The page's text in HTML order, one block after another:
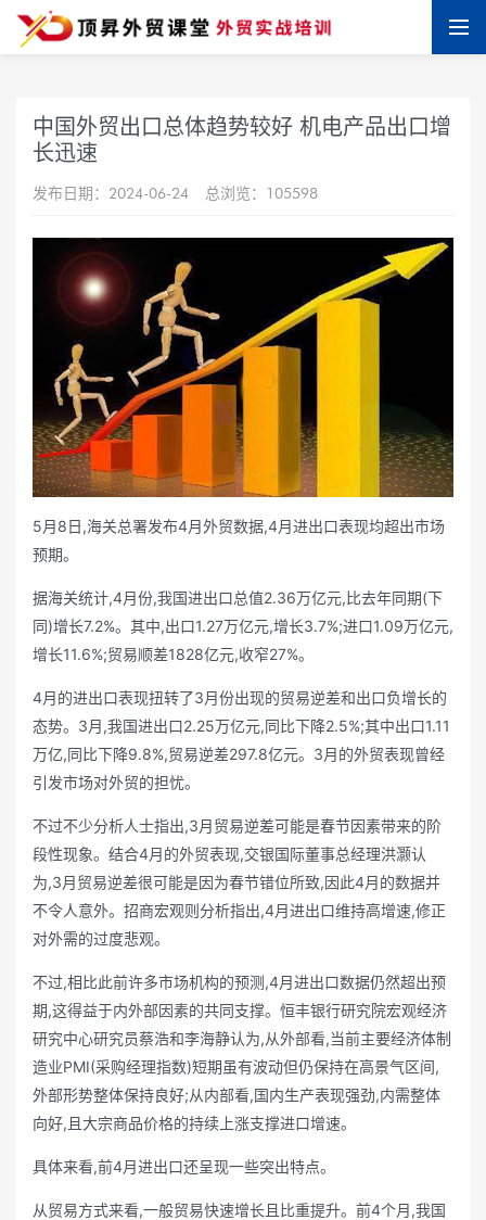
中国外贸出口总体趋势较好 机电产品出口增
长迅速
发布日期：2024-06-24 总浏览：105598
5月8日,海关总署发布4月外贸数据,4月进出口表现均超出市场
预期。
据海关统计,4月份,我国进出口总值2.36万亿元,比去年同期(下
同)增长7.2%。其中,出口1.27万亿元,增长3.7%;进口1.09万亿元,
增长11.6%;贸易顺差1828亿元,收窄27%。
4月的进出口表现扭转了3月份出现的贸易逆差和出口负增长的
态势。3月,我国进出口2.25万亿元,同比下降2.5%;其中出口1.11
万亿,同比下降9.8%,贸易逆差297.8亿元。3月的外贸表现曾经
引发市场对外贸的担忧。
不过不少分析人士指出,3月贸易逆差可能是春节因素带来的阶
段性现象。结合4月的外贸表现,交银国际董事总经理洪灏认
为,3月贸易逆差很可能是因为春节错位所致,因此4月的数据并
不令人意外。招商宏观则分析指出,4月进出口维持高增速,修正
对外需的过度悲观。
不过,相比此前许多市场机构的预测,4月进出口数据仍然超出预
期,这得益于内外部因素的共同支撑。恒丰银行研究院宏观经济
研究中心研究员蔡浩和李海静认为,从外部看,当前主要经济体制
造业PMI(采购经理指数)短期虽有波动但仍保持在高景气区间,
外部形势整体保持良好;从内部看,国内生产表现强劲,内需整体
向好,且大宗商品价格的持续上涨支撑进口增速。
具体来看,前4月进出口还呈现一些突出特点。
从贸易方式来看,一般贸易快速增长且比重提升。前4个月,我国